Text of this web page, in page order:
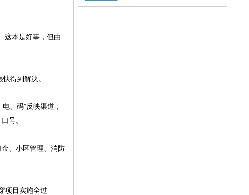
这本是好事，但由
得到解决。
、码”反映渠道，
号。
、小区管理、消防
项目实施全过